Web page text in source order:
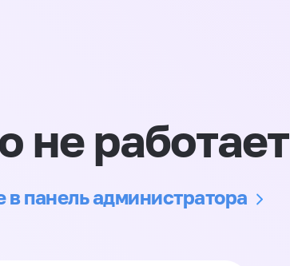
не работает
в панель администратора